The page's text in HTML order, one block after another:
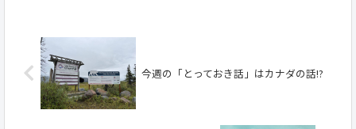
今週の「とっておき話」はカナダの話!?